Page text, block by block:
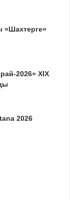
«Шахтерге»
2026» XIX
2026